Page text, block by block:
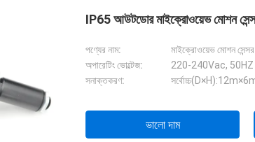
IP65 আউটডোর মাইক্রোওয়েভ মোশন
পণ্যের নাম:
মাইক্রোওয়েভ মোশন সেন্সর
অপারেটিং ভোল্টেজ:
220-240Vac, 50HZ
সনাক্তকরণ:
ভালো দাম